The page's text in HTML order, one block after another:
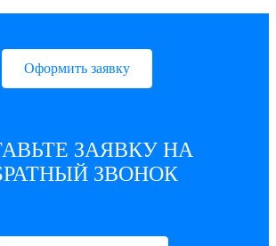
Оформить заявку
ЗАЯВКУ НА
ЗВОНОК